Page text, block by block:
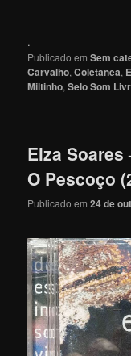
.
Publicado em Sem
Carvalho,Coletânea,
Miltinho,Selo Som
Elza
O Pescoço
Publicado em24 de